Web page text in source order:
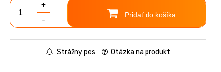
+
-
Pridať do košíka
Strážny pes Otázka na produkt